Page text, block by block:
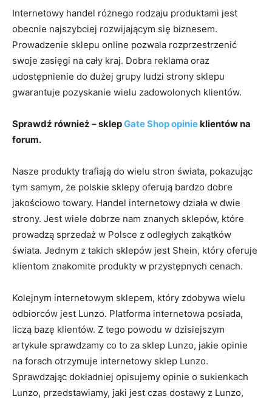
Internetowy handel różnego rodzaju produktami jest
obecnie najszybciej rozwijającym się biznesem.
Prowadzenie sklepu online pozwala rozprzestrzenić
swoje zasięgi na cały kraj. Dobra reklama oraz
udostępnienie do dużej grupy ludzi strony sklepu
gwarantuje pozyskanie wielu zadowolonych klientów.
Sprawdź również – sklepGate Shop opinieklientów na
forum.
Nasze produkty trafiają do wielu stron świata, pokazując
tym samym, że polskie sklepy oferują bardzo dobre
jakościowo towary. Handel internetowy działa w dwie
strony. Jest wiele dobrze nam znanych sklepów, które
prowadzą sprzedaż w Polsce z odległych zakątków
świata. Jednym z takich sklepów jest Shein, który oferuje
klientom znakomite produkty w przystępnych cenach.
Kolejnym internetowym sklepem, który zdobywa wielu
odbiorców jest Lunzo. Platforma internetowa posiada,
liczą bazę klientów. Z tego powodu w dzisiejszym
artykule sprawdzamy co to za sklep Lunzo, jakie opinie
na forach otrzymuje internetowy sklep Lunzo.
Sprawdzając dokładniej opisujemy opinie o sukienkach
Lunzo, przedstawiamy, jaki jest czas dostawy z Lunzo,